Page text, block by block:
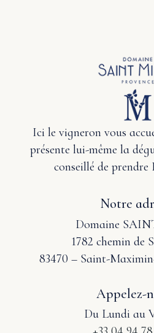
Ici le vigneron vous
présente lui-même la
conseillé de prendre
Notre
Domaine
1782 chemin de
83470 – Saint-
Appelez-
Du Lundi au